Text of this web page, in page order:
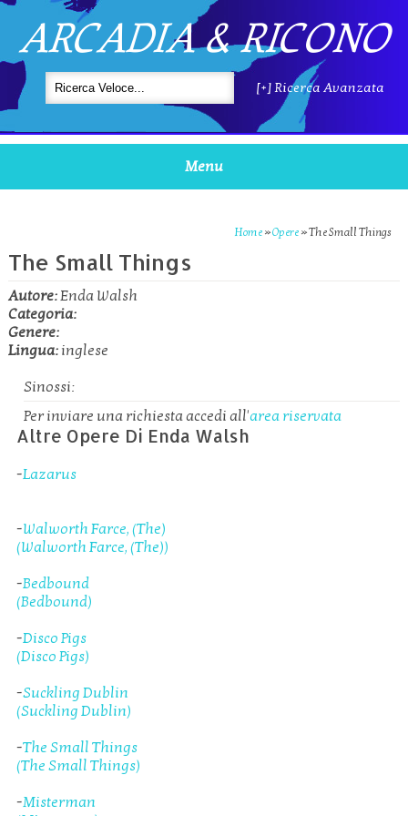
ARCADIA & RICONO
[+] Ricerca Avanzata
Menu
Home »Opere »The Small Things
The Small Things
Autore:Enda Walsh
Categoria:
Genere:
Lingua:inglese
Sinossi:
Per inviare una richiesta accedi all'area riservata
Altre Opere Di Enda Walsh
-Lazarus
-Walworth Farce, (The)
(Walworth Farce, (The))
-Bedbound
(Bedbound)
-Disco Pigs
(Disco Pigs)
-Suckling Dublin
(Suckling Dublin)
-The Small Things
(The Small Things)
-Misterman